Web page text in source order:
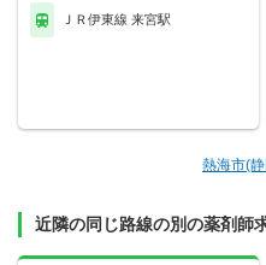
ＪＲ伊東線 来宮駅
熱海市(
近隣の同じ路線の別の薬剤師